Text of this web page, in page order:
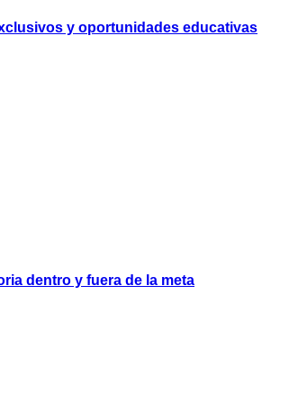
y oportunidades educativas
dentro y fuera de la meta